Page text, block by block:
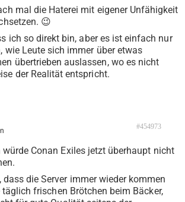
mal die Haterei mit eigener Unfähigkeit
😉
ich so direkt bin, aber es ist einfach nur
wie Leute sich immer über etwas
übertrieben auslassen, wo es nicht
der Realität entspricht.
#454973
Conan Exiles jetzt überhaupt nicht
dass die Server immer wieder kommen
frischen Brötchen beim Bäcker,